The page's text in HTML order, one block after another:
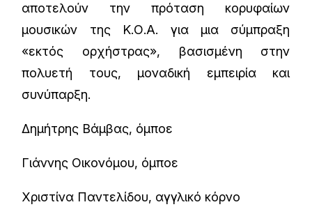
αποτελούν την πρόταση κορυφαίων
μουσικών της Κ.Ο.Α. για μια σύμπραξη
«εκτός ορχήστρας», βασισμένη στην
πολυετή τους, μοναδική εμπειρία και
συνύπαρξη.
Δημήτρης Βάμβας, όμποε
Γιάννης Οικονόμου, όμποε
Χριστίνα Παντελίδου, αγγλικό κόρνο